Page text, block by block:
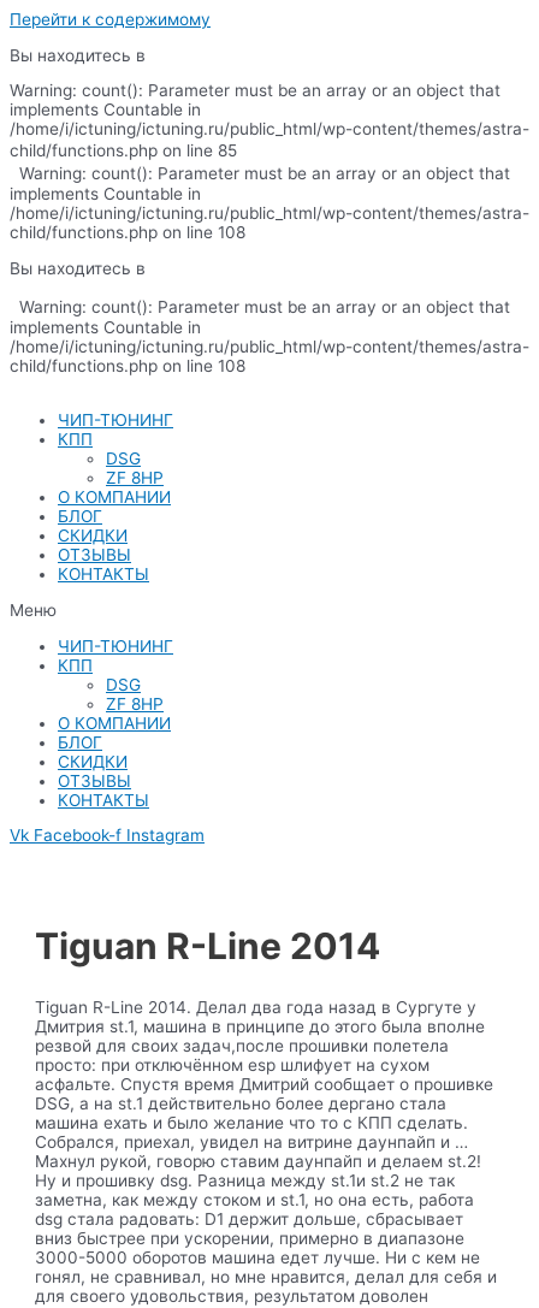
Перейти к содержимому
Вы находитесь в
Warning: count(): Parameter must be an array or an object that
implements Countable in
/home/i/ictuning/ictuning.ru/public_html/wp-content/themes/astra-
child/functions.php on line 85
Warning: count(): Parameter must be an array or an object that
implements Countable in
/home/i/ictuning/ictuning.ru/public_html/wp-content/themes/astra-
child/functions.php on line 108
Вы находитесь в
Warning: count(): Parameter must be an array or an object that
implements Countable in
/home/i/ictuning/ictuning.ru/public_html/wp-content/themes/astra-
child/functions.php on line 108
ЧИП-ТЮНИНГ
КПП
DSG
ZF 8HP
О КОМПАНИИ
БЛОГ
СКИДКИ
ОТЗЫВЫ
КОНТАКТЫ
Меню
ЧИП-ТЮНИНГ
КПП
DSG
ZF 8HP
О КОМПАНИИ
БЛОГ
СКИДКИ
ОТЗЫВЫ
КОНТАКТЫ
Vk Facebook-f Instagram
Tiguan R-Line 2014
Tiguan R-Line 2014. Делал два года назад в Сургуте у
Дмитрия st.1, машина в принципе до этого была вполне
резвой для своих задач,после прошивки полетела
просто: при отключённом esp шлифует на сухом
асфальте. Спустя время Дмитрий сообщает о прошивке
DSG, а на st.1 действительно более дергано стала
машина ехать и было желание что то с КПП сделать.
Собрался, приехал, увидел на витрине даунпайп и …
Махнул рукой, говорю ставим даунпайп и делаем st.2!
Ну и прошивку dsg. Разница между st.1и st.2 не так
заметна, как между стоком и st.1, но она есть, работа
dsg стала радовать: D1 держит дольше, сбрасывает
вниз быстрее при ускорении, примерно в диапазоне
3000-5000 оборотов машина едет лучше. Ни с кем не
гонял, не сравнивал, но мне нравится, делал для себя и
для своего удовольствия, результатом доволен